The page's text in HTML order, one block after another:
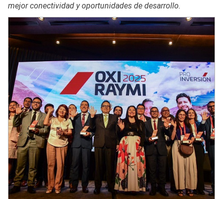
mejor conectividad y oportunidades de desarrollo.